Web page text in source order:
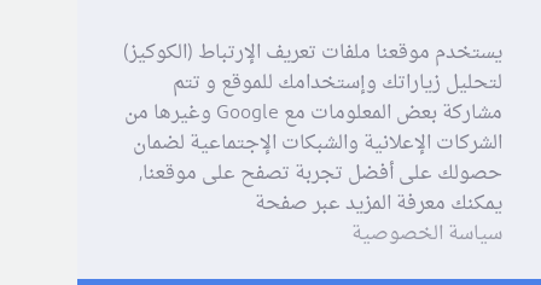
يستخدم موقعنا ملفات تعريف الإرتباط (الكوكيز)
لتحليل زياراتك وإستخدامك للموقع و تتم
مشاركة بعض المعلومات مع Google وغيرها من
الشركات الإعلانية والشبكات الإجتماعية لضمان
حصولك على أفضل تجربة تصفح على موقعنا,
يمكنك معرفة المزيد عبر صفحة
سياسة الخصوصية